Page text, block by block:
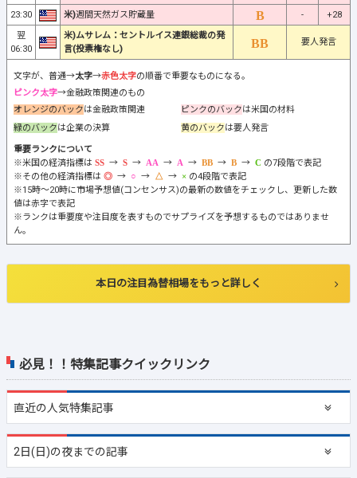
21:30
→過去発表時[ユーロドル][ドル円]
万件
万件
米)第2四半期非農業部門労働生産性【速報
値】
→過去発表時[ユーロドル
+0.6% +0.3%
↑・単位労働費用【速報値】
23:00
米)卸売在庫【確報値】
→過去発表時[ユーロドル ドル円]
23:30 米)週間天然ガス貯蔵量
翌
06:30
米)ムサレム：セントルイス連銀総裁の発
言(投票権なし)
要人発言
文字が、普通→太字→赤色太字の順番で重要なものになる。
ピンク太字→金融政策関連のもの
オレンジのバック
緑のバックは企業の決算 黄のバックは要人発言
重要ランクについて
→ → → → → →
→
の4段階で表記
※15時～20時に市場予想値(コンセンサス)の最新の数値をチェックし、更新した数